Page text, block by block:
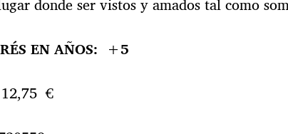
EN AÑOS: +5
12,75 €